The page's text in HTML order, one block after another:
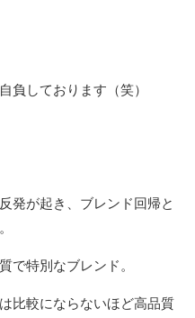
負しております（笑）
発が起き、ブレンド回帰と
で特別なブレンド。
比較にならないほど高品質